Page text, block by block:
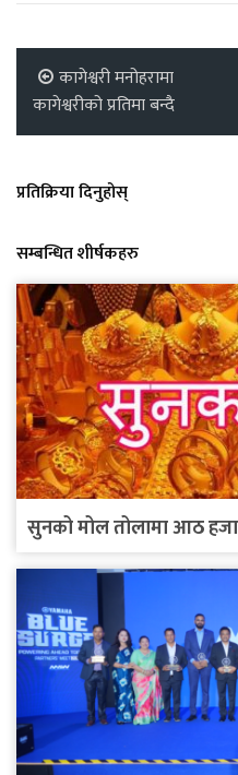
कागेश्वरी मनोहरामा
कागेश्वरीको प्रतिमा बन्दै
प्रतिक्रिया दिनुहोस्
सम्बन्धित शीर्षकहरु
सुनको मोल तोलामा आठ